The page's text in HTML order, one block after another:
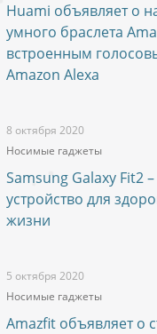
Huami объявляет о
умного браслета
встроенным
Amazon Alexa
8 октября 2020
Носимые гаджеты
Samsung Galaxy Fit2
устройство для
жизни
5 октября 2020
Носимые гаджеты
Amazfit объявляет о